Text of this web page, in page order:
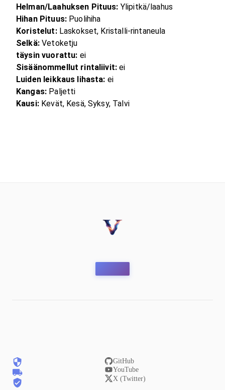
Helman/Laahuksen Pituus: Ylipitkä/laahus
Hihan Pituus:Puolihiha
Koristelut:Laskokset, Kristalli-rintaneula
Selkä:Vetoketju
täysin vuorattu: ei
Sisäänommellut rintaliivit: ei
Luiden leikkaus lihasta: ei
Kangas: Paljetti
Kausi:Kevät, Kesä, Syksy, Talvi
GitHub
YouTube
X (Twitter)